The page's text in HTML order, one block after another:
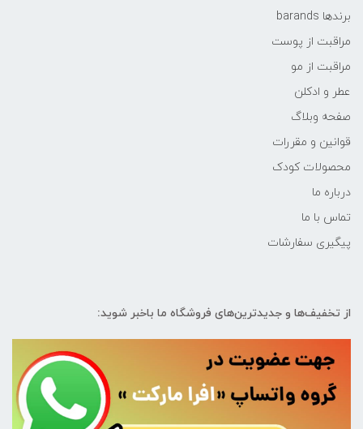
برندها barands
مراقبت از پوست
مراقبت از مو
عطر و ادکلن
صفحه وبلاگ
قوانین و مقررات
محصولات کودک
درباره ما
تماس با ما
پیگیری سفارشات
از تخفیف‌ها و جدیدترین‌های فروشگاه ما باخبر شوید: